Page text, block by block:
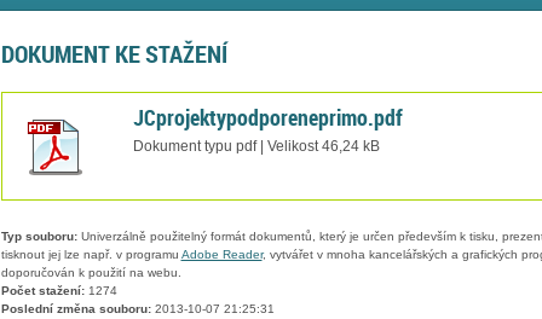
DOKUMENT KE STAŽENÍ
JCprojektypodporeneprimo.pdf
Dokument typu pdf | Velikost 46,24 kB
Typ souboru:Univerzálně použitelný formát dokumentů, který je určen především k tisku,
tisknout jej lze např. v programu Adobe Reader, vytvářet v mnoha kancelářských a grafických
doporučován k použití na webu.
Počet stažení:1274
Poslední změna souboru:2013-10-07 21:25:31